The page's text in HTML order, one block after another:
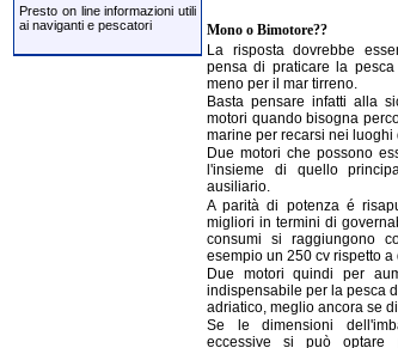
Presto on line informazioni utili
ai naviganti e pescatori
Mono o Bimotore??
La risposta dovrebbe
pensa di praticare la
meno per il mar tirreno.
Basta pensare infatti alla
motori quando bisogna
marine per recarsi nei luoghi
Due motori che possono
l'insieme di quello
ausiliario.
A parità di potenza é
migliori in termini di
consumi si raggiungono
esempio un 250 cv rispetto a
Due motori quindi per
indispensabile per la pesca
adriatico, meglio ancora se
Se le dimensioni
eccessive si può optare